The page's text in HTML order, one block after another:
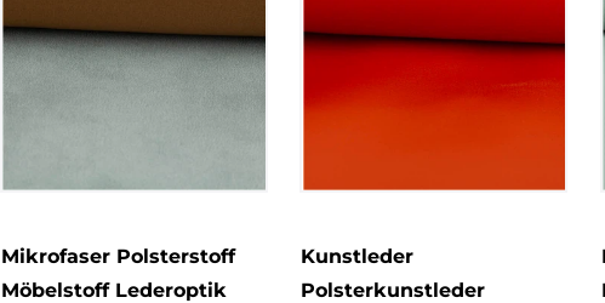
Mikrofaser Polsterstoff
Möbelstoff Lederoptik
Kunstleder
Polsterkunstleder